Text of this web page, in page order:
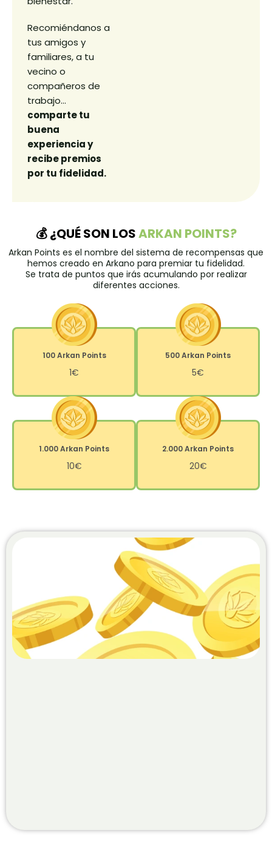
Recomiéndanos a
tus amigos y
familiares, a tu
vecino o
compañeros de
trabajo…
comparte tu
buena
experiencia y
recibe premios
por tu fidelidad.
💰 ¿QUÉ SON LOSARKAN POINTS?
Arkan Points es el nombre del sistema de recompensas que
hemos creado en Arkano para premiar tu fidelidad.
Se trata de puntos que irás acumulando por realizar
diferentes acciones.
100 Arkan Points
1€
500 Arkan Points
5€
1.000 Arkan Points
10€
2.000 Arkan Points
20€